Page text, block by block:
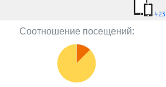
423
Соотношение посещений: